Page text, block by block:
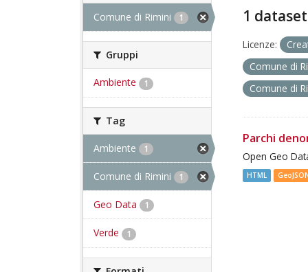
Comune di Rimini 1
Gruppi
Ambiente 1
Tag
Ambiente 1
Comune di Rimini 1
Geo Data 1
Verde 1
1
Licenze:
Comune di
Comune di
Parchi
Open Geo
HTML